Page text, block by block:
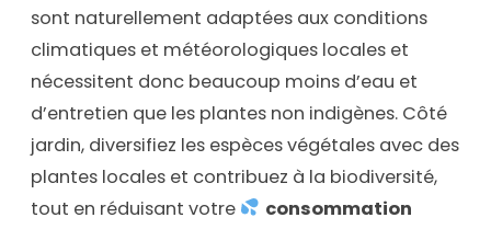
sont naturellement adaptées aux conditions
climatiques et météorologiques locales et
nécessitent donc beaucoup moins d’eau et
d’entretien que les plantes non indigènes. Côté
jardin, diversifiez les espèces végétales avec des
plantes locales et contribuez à la biodiversité,
tout en réduisant votre
consommation